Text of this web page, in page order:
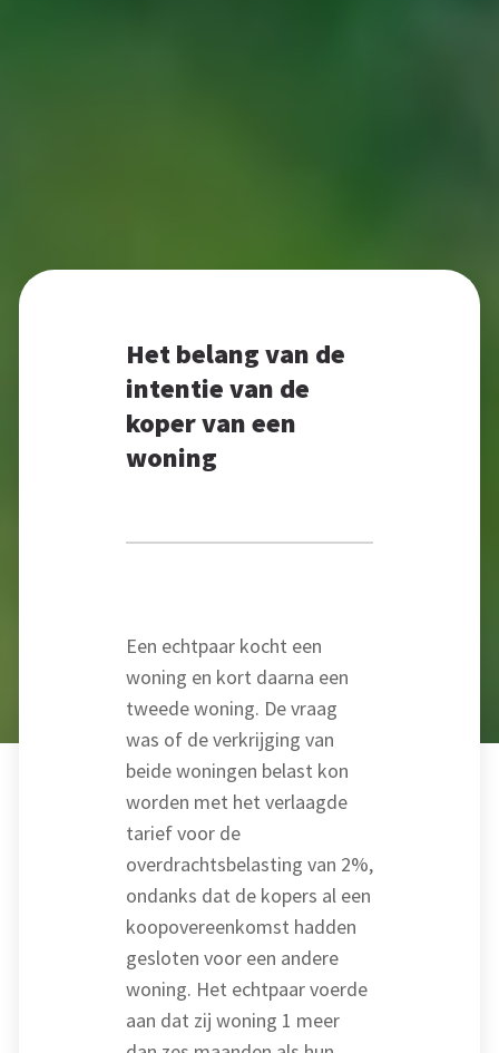
Het belang van de
intentie van de
koper van een
woning
Een echtpaar kocht een
woning en kort daarna een
tweede woning. De vraag
was of de verkrijging van
beide woningen belast kon
worden met het verlaagde
tarief voor de
overdrachtsbelasting van 2%,
ondanks dat de kopers al een
koopovereenkomst hadden
gesloten voor een andere
woning. Het echtpaar voerde
aan dat zij woning 1 meer